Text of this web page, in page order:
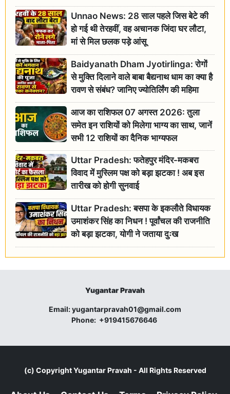
Unnao News: 28 साल पहले जिस बेटे की
हो गई थी तेरहवीं, वह अचानक जिंदा घर लौटा,
मां से मिल छलक पड़े आंसू
Baidyanath Dham Jyotirlinga: रोगों
से मुक्ति दिलाने वाले बाबा बैद्यनाथ धाम का क्या है
रावण से संबंध? जानिए ज्योतिर्लिंग की महिमा
आज का राशिफल 07 अगस्त 2026: तुला
समेत इन राशियों को मिलेगा भाग्य का साथ, जानें
सभी 12 राशियों का दैनिक भाग्यफल
Uttar Pradesh: फतेहपुर मंदिर-मकबरा
विवाद में मुस्लिम पक्ष को बड़ा झटका ! अब इस
तारीख को होगी सुनवाई
Uttar Pradesh: बसपा के इकलौते विधायक
उमाशंकर सिंह का निधन ! पूर्वांचल की राजनीति
को बड़ा झटका, योगी ने जताया दुःख
Yugantar Pravah
Email:yugantarpravah01@gmail.com
Phone: +919415676646
(c) CopyrightYugantar Pravah - All Rights Reserved